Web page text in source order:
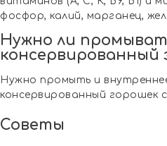
фосфор, калий, марганец,
Нужно ли
консервированный
Нужно промыть и
консервированный горошек
Советы